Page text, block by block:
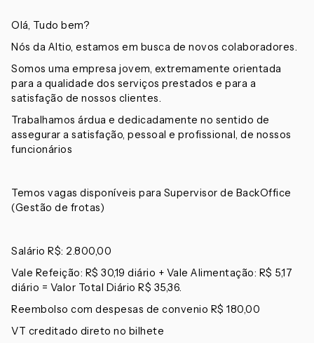
Olá, Tudo bem?
Nós da Altio, estamos em busca de novos colaboradores.
Somos uma empresa jovem, extremamente orientada
para a qualidade dos serviços prestados e para a
satisfação de nossos clientes.
Trabalhamos árdua e dedicadamente no sentido de
assegurar a satisfação, pessoal e profissional, de nossos
funcionários
Temos vagas disponíveis para Supervisor de BackOffice
(Gestão de frotas)
Salário R$: 2.800,00
Vale Refeição: R$ 30,19 diário + Vale Alimentação: R$ 5,17
diário = Valor Total Diário R$ 35,36.
Reembolso com despesas de convenio R$ 180,00
VT creditado direto no bilhete